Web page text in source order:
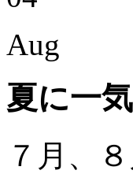
Aug
夏に一
７月、